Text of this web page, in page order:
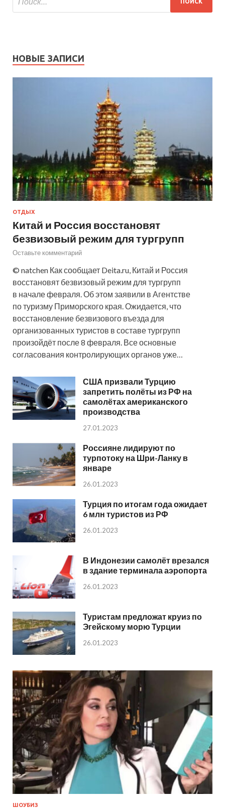
НОВЫЕ ЗАПИСИ
ОТДЫХ
Китай и Россия восстановят
безвизовый режим для тургрупп
Оставьте комментарий
© natchen Как сообщает Deita.ru, Китай и Россия
восстановят безвизовый режим для тургрупп
в начале февраля. Об этом заявили в Агентстве
по туризму Приморского края. Ожидается, что
восстановление безвизового въезда для
организованных туристов в составе тургрупп
произойдёт после 8 февраля. Все основные
согласования контролирующих органов уже…
США призвали Турцию
запретить полёты из РФ на
самолётах американского
производства
27.01.2023
Россияне лидируют по
турпотоку на Шри-Ланку в
январе
26.01.2023
Турция по итогам года ожидает
6 млн туристов из РФ
26.01.2023
В Индонезии самолёт врезался
в здание терминала аэропорта
26.01.2023
Туристам предложат круиз по
Эгейскому морю Турции
26.01.2023
ШОУБИЗ